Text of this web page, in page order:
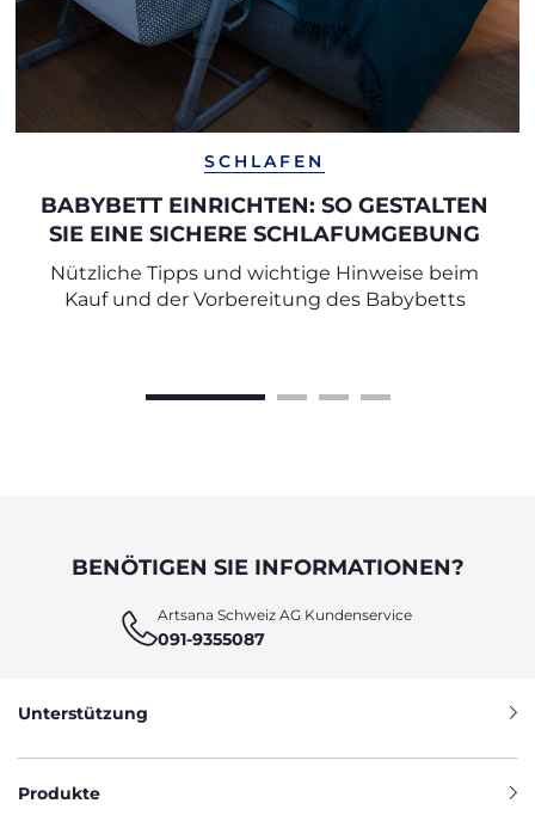
SCHLAFEN
BABYBETT EINRICHTEN: SO GESTALTEN
SIE EINE SICHERE SCHLAFUMGEBUNG
Nützliche Tipps und wichtige Hinweise beim
Kauf und der Vorbereitung des Babybetts
BENÖTIGEN SIE INFORMATIONEN?
Artsana Schweiz AG Kundenservice
091-9355087
Unterstützung
Produkte